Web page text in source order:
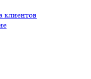
клиентов